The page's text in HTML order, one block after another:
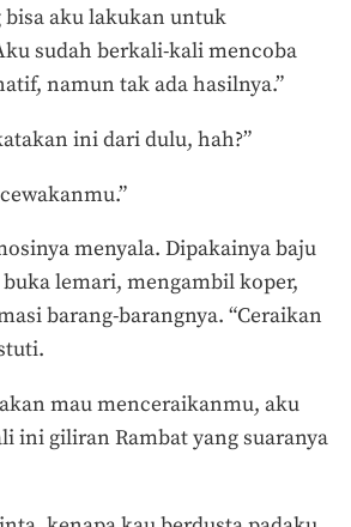
bisa aku lakukan untuk
sudah berkali-kali mencoba
namun tak ada hasilnya.”
ini dari dulu, hah?”
menyala. Dipakainya baju
lemari, mengambil koper,
barang-barangnya. “Ceraikan
mau menceraikanmu, aku
ini giliran Rambat yang suaranya